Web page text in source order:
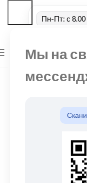
Мы на
Пн-Пт: с 8.00
МЕНЮ